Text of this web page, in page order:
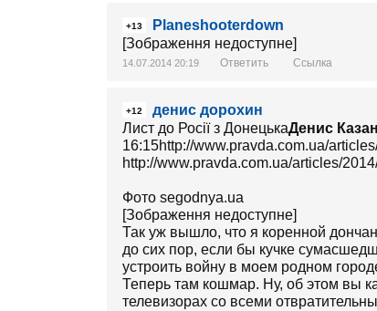
+13
Planeshooterdown
[Зображення недоступне]
14.07.2014 20:19 Ответить Ссылка
+12
денис дорохин
Лист до Росії з ДонецькаДенис
16:15http://www.pravda.com.ua/
http://www.pravda.com.ua/articles/
Фото segodnya.ua
[Зображення недоступне]
Так уж вышло, что я коренной
до сих пор, если бы кучке
устроить войну в моем родном
Теперь там кошмар. Ну, об этом вы
телевизорах со всеми